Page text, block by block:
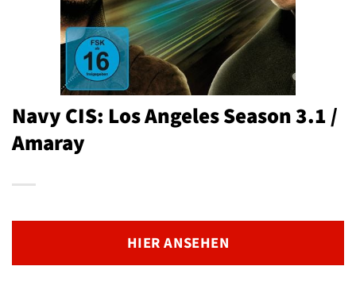
Navy CIS: Los Angeles Season 3.1 /
Amaray
HIER ANSEHEN